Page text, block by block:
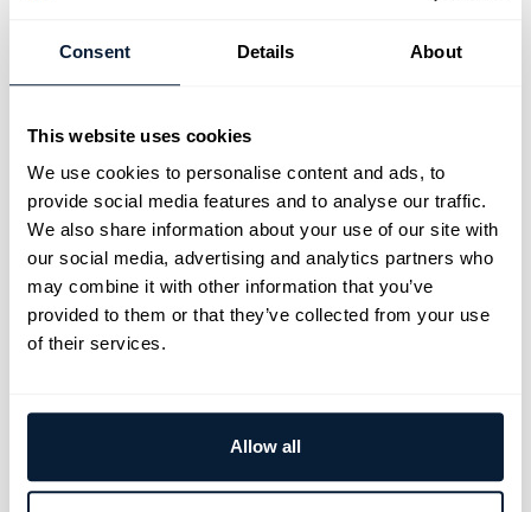
Consent Details About
This website uses cookies
We use cookies to personalise content and ads, to
provide social media features and to analyse our traffic.
We also share information about your use of our site with
our social media, advertising and analytics partners who
may combine it with other information that you’ve
provided to them or that they’ve collected from your use
of their services.
Allow all
met minimaal vijf jaar relevante ervaring;
Kennis van en bij voorkeur certificeringen in ISO-
Minimaal drie jaar werkervaring in een vergelijkbare
functie binnen de scheepvaart of offshore sector;
Uitstekende communicatieve vaardigheden en een
proactieve houding;
Goede beheersing van de Nederlandse en Engelse
taal, zowel mondeling als schriftelijk;
Oog voor detail en een probleemoplossend
vermogen;
Flexibiliteit en de capaciteit om snel te schakelen in
Wij geloven dat een prettige en stimulerende
werkomgeving essentieel is voor jouw succes. Daarom
kun je rekenen op: